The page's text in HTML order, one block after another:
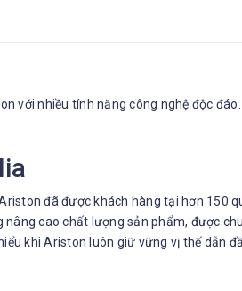
với nhiều tính năng công nghệ độc
đã được khách hàng tại hơn 150
cao chất lượng sản phẩm, được
khi Ariston luôn giữ vững vị thế dẫn